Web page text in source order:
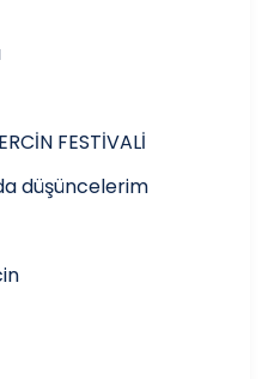
FESTİVALİ
düşüncelerim